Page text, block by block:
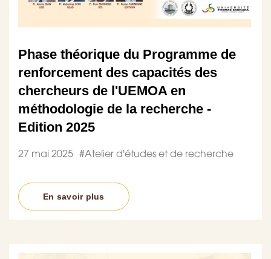
Phase théorique du Programme de
renforcement des capacités des
chercheurs de l'UEMOA en
méthodologie de la recherche -
Edition 2025
27 mai 2025 #Atelier d'études et de recherche
En savoir plus